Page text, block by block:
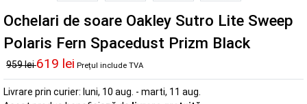
Ochelari de soare Oakley Sutro Lite Sweep
Polaris Fern Spacedust Prizm Black
959 lei619 lei Prețul include TVA
Livrare prin curier: luni, 10 aug. - marti, 11 aug.